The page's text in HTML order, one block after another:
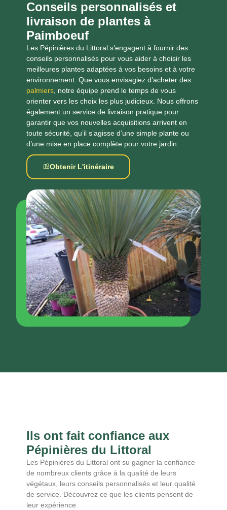
Conseils personnalisés et
livraison de plantes à
Paimboeuf
Les Pépinières du Littoral s’engagent à fournir des
conseils personnalisés pour vous aider à choisir les
meilleures plantes adaptées à vos besoins et à votre
environnement. Que vous envisagiez d’acheter des
palmiers, notre équipe prend le temps de vous
orienter vers les choix les plus judicieux. Nous offrons
également un service de livraison pratique pour
garantir que vos nouvelles acquisitions arrivent en
toute sécurité, qu’il s’agisse d’une simple plante ou
d’une mise en place complète pour votre jardin.
Obtenir L'itinéraire
Ils ont fait confiance aux
Pépinières du Littoral
Les Pépinières du Littoral ont su gagner la confiance
de nombreux clients grâce à la qualité de leurs
végétaux, leurs conseils personnalisés et leur qualité
de service. Découvrez ce que les clients pensent de
leur expérience.